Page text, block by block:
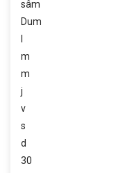
sâm
Dum
m
m
j
v
s
d
30